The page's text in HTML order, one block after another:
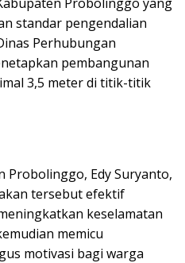
standar pengendalian
Perhubungan
pembangunan
3,5 meter di titik-titik
Probolinggo, Edy Suryanto,
tersebut efektif
keselamatan
memicu
motivasi bagi warga